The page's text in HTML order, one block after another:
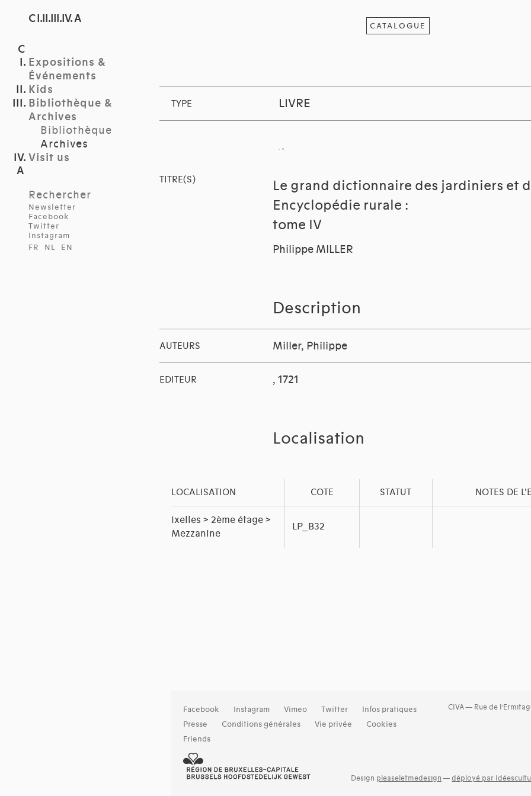
C I.II.III.IV. A
Expositions &
Événements
Kids
Bibliothèque &
Archives
Bibliothèque
Archives
Visit us
Rechercher
Newsletter
Facebook
Twitter
Instagram
FR
NL EN
CATALOGUE
TYPE LIVRE
TITRE(S)
Le grand dictionnaire des jardiniers et
Encyclopédie rurale :
tome IV
Philippe MILLER
Description
AUTEURS Miller, Philippe
EDITEUR , 1721
Localisation
LOCALISATION COTE STATUT NOTES DE
Ixelles > 2ème étage >
Mezzanine
LP_B32
Facebook Instagram Vimeo Twitter
Infos pratiques
Presse
Conditions générales Vie privée
Cookies
Friends
CIVA — Rue de
Design pleaseletmedesign —déployé par